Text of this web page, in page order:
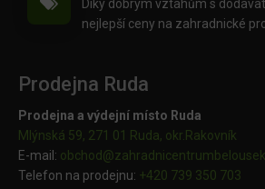
Díky dobrým vztahům s
nejlepší ceny na zahradnické
Prodejna Ruda
Prodejna a výdejní místo Ruda
Mlýnská 59, 271 01 Ruda, okr.Rakovník
E-mail: obchod@
Telefon na prodejnu: +420 739 350 703